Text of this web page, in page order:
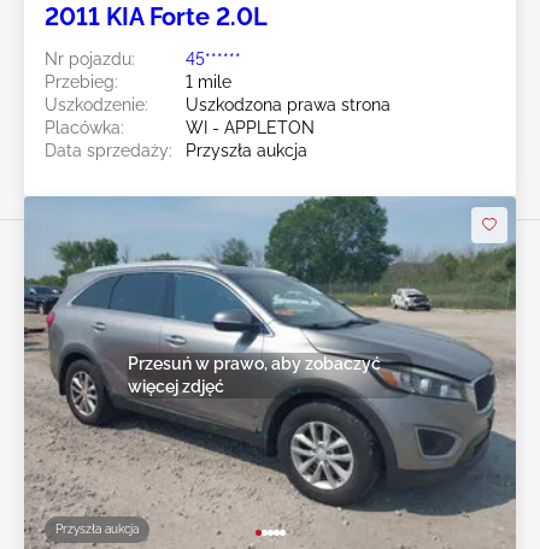
2011 KIA Forte 2.0L
Nr pojazdu:
45******
Przebieg:
1 mile
Uszkodzenie:
Uszkodzona prawa strona
Placówka:
WI - APPLETON
Data sprzedaży:
Przyszła aukcja
Przyszła aukcja
Przesuń w prawo, aby zobaczyć
więcej zdjęć